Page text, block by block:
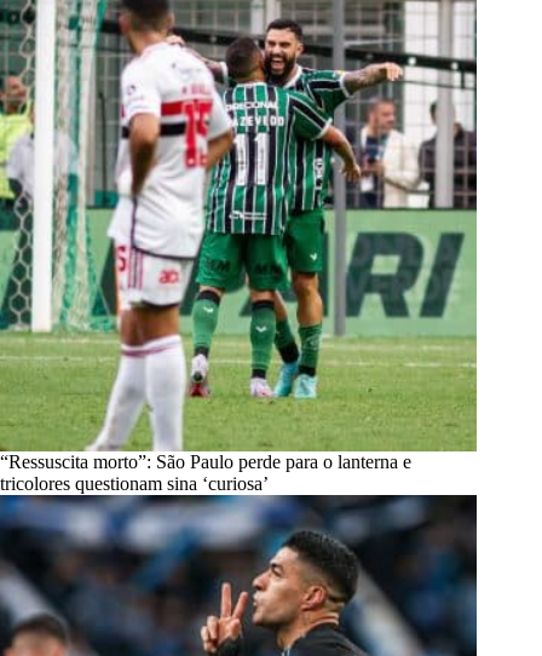
“Ressuscita morto”: São Paulo perde para o lanterna e
tricolores questionam sina ‘curiosa’